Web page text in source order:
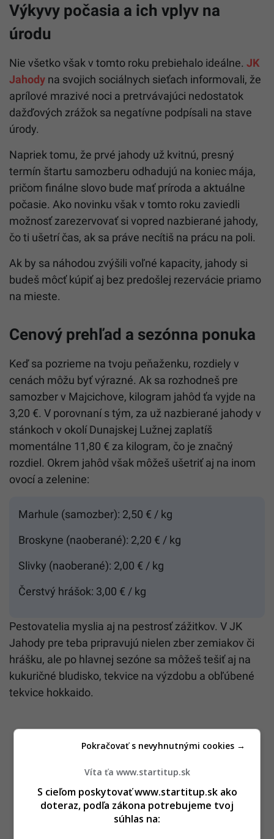
Výkyvy počasia a ich vplyv na
úrodu
Nie všetko však v tomto roku prebiehalo ideálne. JK
Jahody na svojich sociálnych sieťach informovali, že
aprílové mrazivé noci a pretrvávajúci nedostatok
dažďových zrážok sa negatívne podpísali na stave
úrody.
Napriek tomu, že prvé jahody už kvitnú, presný
termín štartu samozberu odhadujú na koniec mája,
pričom finálne slovo bude mať príroda a aktuálne
počasie. Ako novinku však v tomto roku zaviedli
možnosť zarezervovať si vopred nazbierané jahody,
čo ti ušetrí čas, ak sa práve necítiš na prácu na poli.
Ak by sa náhodou zvýšili voľné kapacity, jahody si
budeš môcť kúpiť aj bez predošlej rezervácie priamo
na mieste.
Cenový prehľad a sezónna ponuka
Keď sa pozrieme na tvoju peňaženku, rozdiely v
cenách môžu byť výrazné. Ak sa rozhodneš pre
samozber v Majcichove, kilogram jahôd ťa vyjde na
3,20 €. V porovnaní s tým, za už nazbierané jahody v
stánkoch v okolí Dunajskej Lužnej zaplatíš
momentálne 11,80 € za kilogram, čo je značný
rozdiel. Okrem jahôd však môžeš ušetriť aj na inom
ovocí a zelenine:
Marhule (samozber): 2,50 € / kg
Broskyne (naoberané): 2,20 € / kg
Slivky (naoberané): 2,00 € / kg
Čerstvý hrášok: 3,00 € / kg
Pestovatelia myslia aj na pestrosť zážitkov. V JK
Jahody pre teba pripravujú nielen zber zemiakov či
hrášku, ale po hlavnej sezóne sa môžeš tešiť aj na
kukuričné bludisko, tekvice na výzdobu a obľúbené
tekvice hokkaido.
Víta ťa www.startitup.sk
S cieľom poskytovať www.startitup.sk ako
doteraz, podľa zákona potrebujeme tvoj
súhlas na:
Pokračovať s nevyhnutnými cookies →